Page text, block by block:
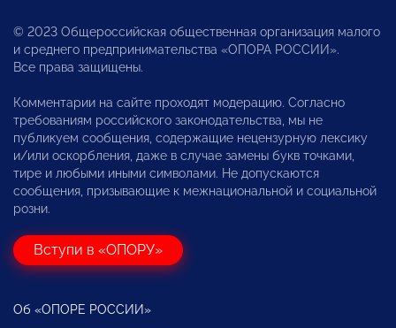
© 2023 Общероссийская общественная организация малого
и среднего предпринимательства «ОПОРА РОССИИ».
Все права защищены.
Комментарии на сайте проходят модерацию. Согласно
требованиям российского законодательства, мы не
публикуем сообщения, содержащие нецензурную лексику
и/или оскорбления, даже в случае замены букв точками,
тире и любыми иными символами. Не допускаются
сообщения, призывающие к межнациональной и социальной
розни.
Вступи в «ОПОРУ»
Об «ОПОРЕ РОССИИ»